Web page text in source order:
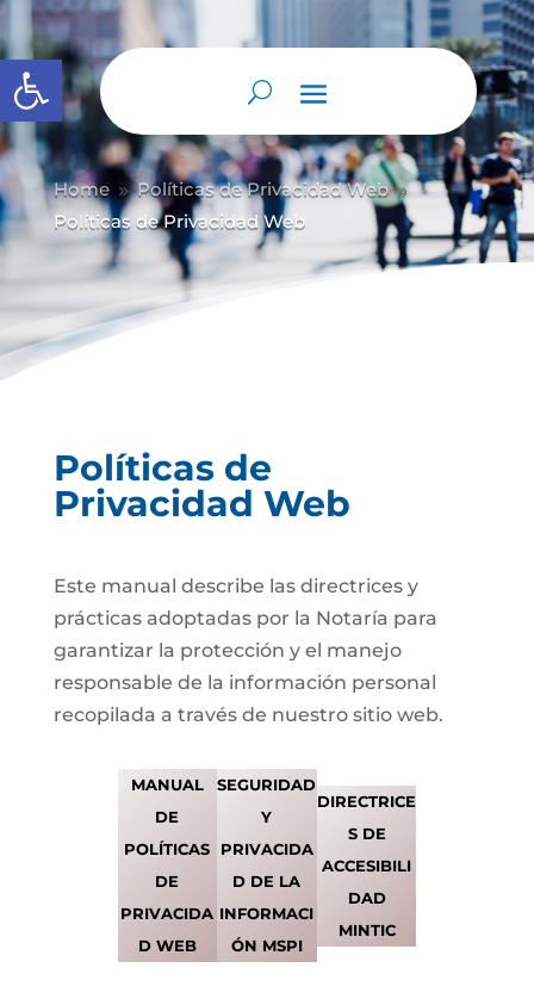
Abrir barra de herramientas
Home 9 Políticas de Privacidad Web 9
Políticas de Privacidad Web
Políticas de
Privacidad Web
Este manual describe las directrices y
prácticas adoptadas por la Notaría para
garantizar la protección y el manejo
responsable de la información personal
recopilada a través de nuestro sitio web.
MANUAL
DE
POLÍTICAS
DE
PRIVACIDA
D WEB
SEGURIDAD
Y
PRIVACIDA
D DE LA
INFORMACI
ÓN MSPI
DIRECTRICE
S DE
ACCESIBILI
DAD
MINTIC